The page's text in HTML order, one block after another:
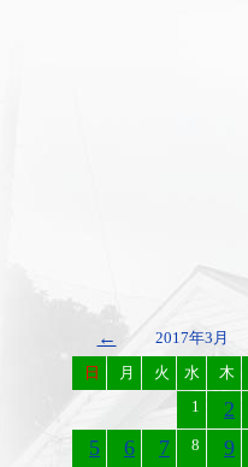
← 2017年3月
日 月 火 水 木
1
2
5
6 7 8 9